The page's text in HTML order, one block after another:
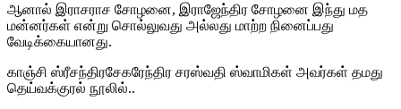
ஆனால் இராசராச சோழனை, இராஜேந்திர சோழனை இந்து மத
மன்னர்கள் என்று சொல்லுவது அல்லது மாற்ற நினைப்பது
வேடிக்கையானது.
காஞ்சி ஸ்ரீசந்திரசேகரேந்திர சரஸ்வதி ஸ்வாமிகள் அவர்கள் தமது
தெய்வக்குரல் நூலில்..